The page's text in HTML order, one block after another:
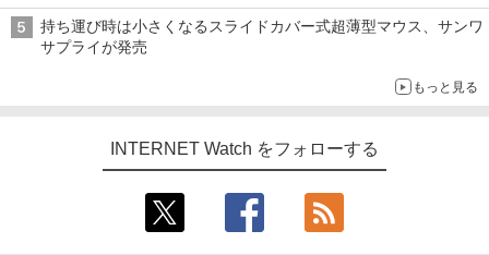
持ち運び時は小さくなるスライドカバー式超薄型マウス、サンワ
サプライが発売
もっと見る
INTERNET Watch をフォローする